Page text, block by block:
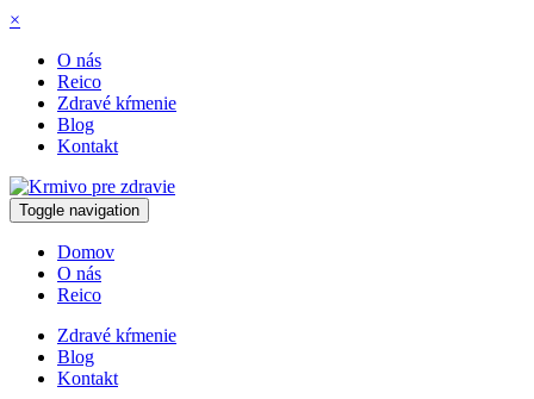
×
O nás
Reico
Zdravé kŕmenie
Blog
Kontakt
Toggle navigation
Domov
O nás
Reico
Zdravé kŕmenie
Blog
Kontakt